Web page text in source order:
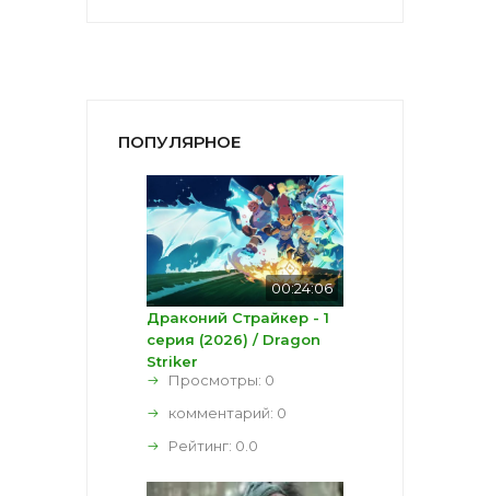
ПОПУЛЯРНОЕ
00:24:06
Драконий Страйкер - 1
серия (2026) / Dragon
Striker
Просмотры: 0
комментарий: 0
Рейтинг: 0.0